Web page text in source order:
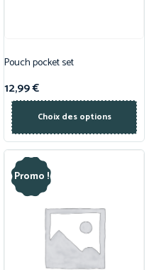
Pouch pocket set
12,99€
Choix des options
Promo !